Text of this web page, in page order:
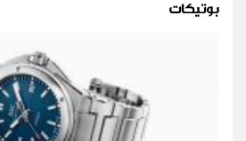
بوتيكات